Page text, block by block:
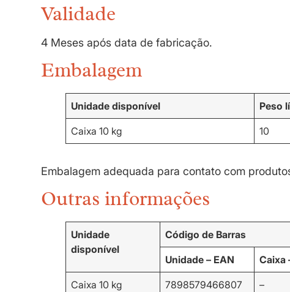
Validade
4 Meses após data de fabricação.
Embalagem
Unidade disponível Peso
Caixa 10 kg 10
Embalagem adequada para contato com
Outras informações
Unidade
disponível
Código de Barras
Unidade – EAN
Caixa
Caixa 10 kg 7898579466807 –